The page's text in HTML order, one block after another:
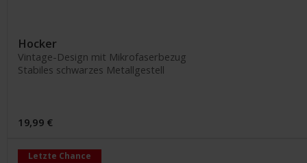
Hocker
Vintage-Design mit Mikrofaserbezug
Stabiles schwarzes Metallgestell
19,99 €
Letzte Chance